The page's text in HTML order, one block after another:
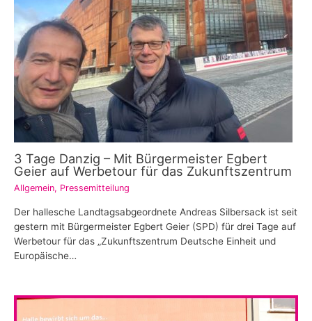
3 Tage Danzig – Mit Bürgermeister Egbert
Geier auf Werbetour für das Zukunftszentrum
Allgemein, Pressemitteilung
Der hallesche Landtagsabgeordnete Andreas Silbersack ist seit
gestern mit Bürgermeister Egbert Geier (SPD) für drei Tage auf
Werbetour für das „Zukunftszentrum Deutsche Einheit und
Europäische…